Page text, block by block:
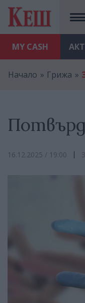
MY CASH
Начало Грижа
16.12.2025 / 19:00